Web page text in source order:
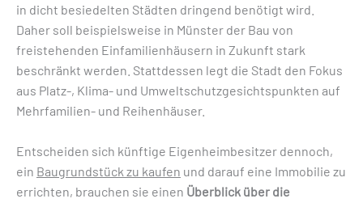
in dicht besiedelten Städten dringend benötigt wird.
Daher soll beispielsweise in Münster der Bau von
freistehenden Einfamilienhäusern in Zukunft stark
beschränkt werden. Stattdessen legt die Stadt den Fokus
aus Platz-, Klima- und Umweltschutzgesichtspunkten auf
Mehrfamilien- und Reihenhäuser.
Entscheiden sich künftige Eigenheimbesitzer dennoch,
ein Baugrundstück zu kaufen und darauf eine Immobilie zu
errichten, brauchen sie einen Überblick über die